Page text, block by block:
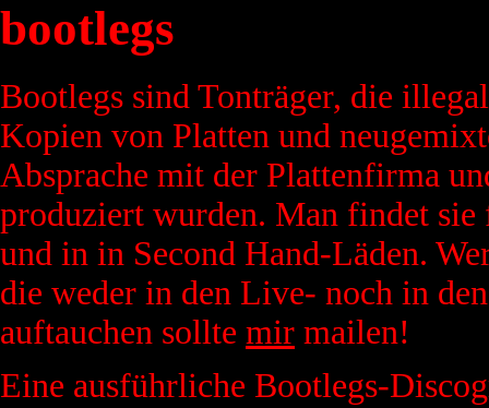
bootlegs
Bootlegs sind Tonträger, die
Kopien von Platten und
Absprache mit der Plattenfirma
produziert wurden. Man findet sie
und in in Second Hand-Läden.
die weder in den Live- noch in
auftauchen sollte mir mailen!
Eine ausführliche Bootlegs-